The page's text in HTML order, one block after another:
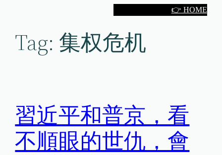
👉 HOME
Tag: 集权危机
習近平和普京，看
不順眼的世仇，會